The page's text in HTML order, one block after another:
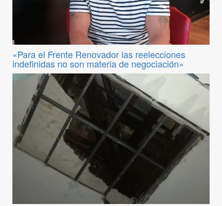
«Para el Frente Renovador las reelecciones
indefinidas no son materia de negociación»